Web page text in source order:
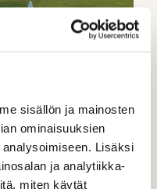
sisällön ja mainosten
ominaisuuksien
Lisäksi
ja analytiikka-
miten käytät